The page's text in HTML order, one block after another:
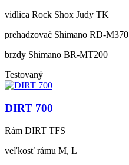
vidlica Rock Shox Judy TK
prehadzovač Shimano RD-M370
brzdy Shimano BR-MT200
Testovaný
DIRT 700
Rám DIRT TFS
veľkosť rámu M, L